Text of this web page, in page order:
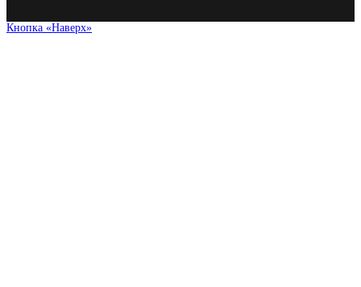
Кнопка «Наверх»